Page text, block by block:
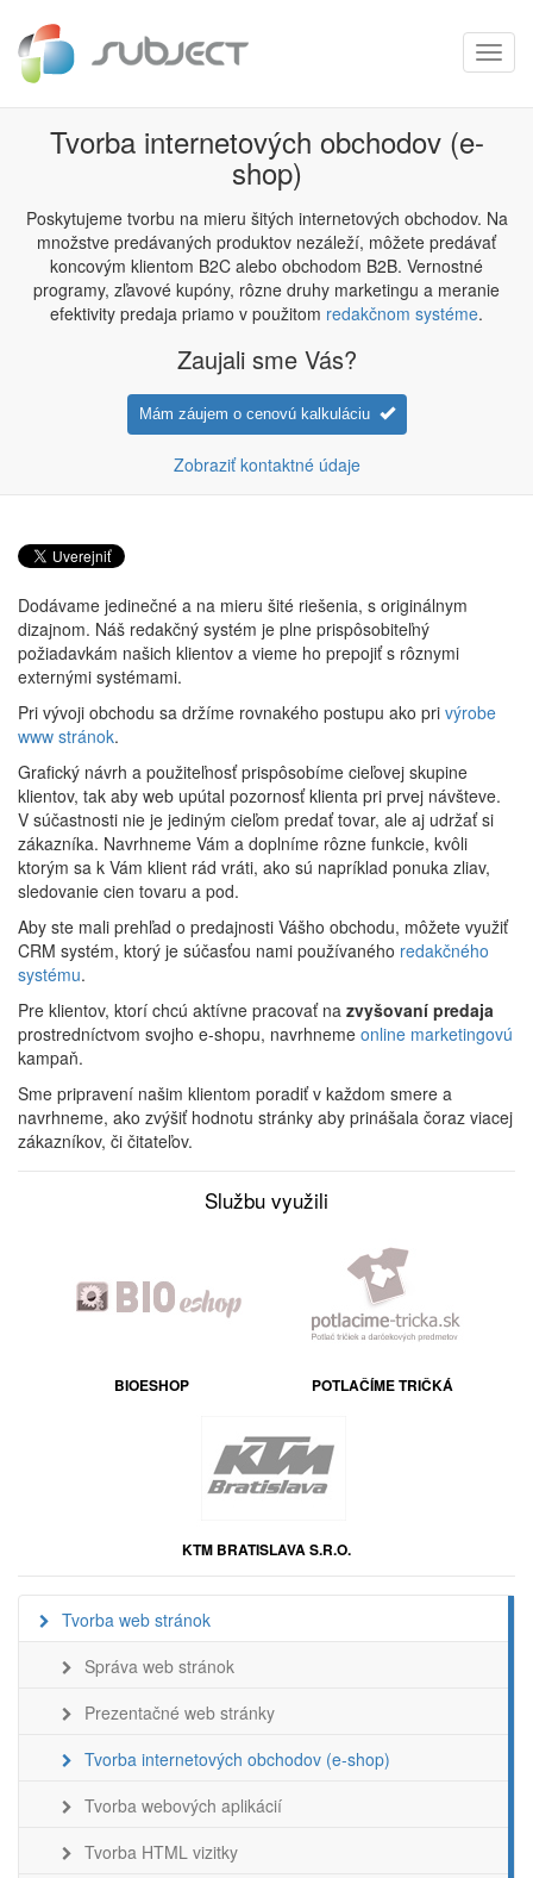
Tvorba internetových obchodov (e-
shop)
Poskytujeme tvorbu na mieru šitých internetových obchodov. Na
množstve predávaných produktov nezáleží, môžete predávať
koncovým klientom B2C alebo obchodom B2B. Vernostné
programy, zľavové kupóny, rôzne druhy marketingu a meranie
efektivity predaja priamo v použitom redakčnom systéme.
Zaujali sme Vás?
Mám záujem o cenovú kalkuláciu
Zobraziť kontaktné údaje
Dodávame jedinečné a na mieru šité riešenia, s originálnym
dizajnom. Náš redakčný systém je plne prispôsobiteľný
požiadavkám našich klientov a vieme ho prepojiť s rôznymi
externými systémami.
Pri vývoji obchodu sa držíme rovnakého postupu ako pri výrobe
www stránok.
Grafický návrh a použiteľnosť prispôsobíme cieľovej skupine
klientov, tak aby web upútal pozornosť klienta pri prvej návšteve.
V súčastnosti nie je jediným cieľom predať tovar, ale aj udržať si
zákazníka. Navrhneme Vám a doplníme rôzne funkcie, kvôli
ktorým sa k Vám klient rád vráti, ako sú napríklad ponuka zliav,
sledovanie cien tovaru a pod.
Aby ste mali prehľad o predajnosti Vášho obchodu, môžete využiť
CRM systém, ktorý je súčasťou nami používaného redakčného
systému.
Pre klientov, ktorí chcú aktívne pracovať na zvyšovaní predaja
prostredníctvom svojho e-shopu, navrhneme online marketingovú
kampaň.
Sme pripravení našim klientom poradiť v každom smere a
navrhneme, ako zvýšiť hodnotu stránky aby prinášala čoraz viacej
zákazníkov, či čitateľov.
Službu využili
BIOESHOP POTLAČÍME TRIČKÁ
KTM BRATISLAVA S.R.O.
Tvorba web stránok
Správa web stránok
Prezentačné web stránky
Tvorba internetových obchodov (e-shop)
Tvorba webových aplikácií
Tvorba HTML vizitky